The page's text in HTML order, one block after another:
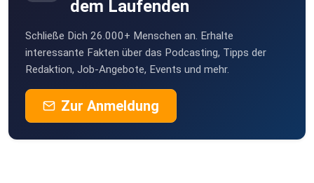
dem Laufenden
Schließe Dich 26.000+ Menschen an. Erhalte
interessante Fakten über das Podcasting, Tipps der
Redaktion, Job-Angebote, Events und mehr.
Zur Anmeldung